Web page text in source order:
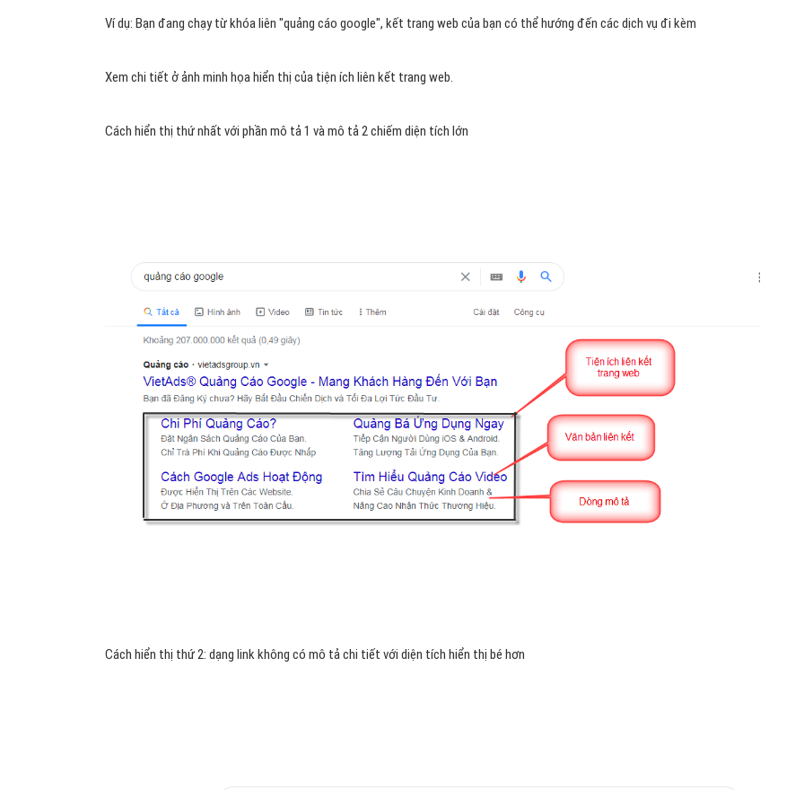
Ví dụ: Bạn đang chạy từ khóa liên "quảng cáo google", kết trang web của bạn có thể hướng đến các dịch vụ đi kèm
Xem chi tiết ở ảnh minh họa hiển thị của tiện ích liên kết trang web.
Cách hiển thị thứ nhất với phần mô tả 1 và mô tả 2 chiếm diện tích lớn
Cách hiển thị thứ 2: dạng link không có mô tả chi tiết với diện tích hiển thị bé hơn